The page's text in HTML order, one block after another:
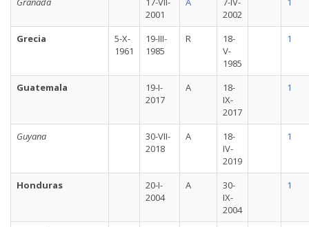
2001
2002
Grecia
5-X-
1961
19-III-
1985
R
18-
V-
1985
1
Guatemala
19-I-
2017
A
18-
IX-
2017
1
Guyana
30-VII-
2018
A
18-
IV-
2019
1
Honduras
20-I-
2004
A
30-
IX-
2004
1